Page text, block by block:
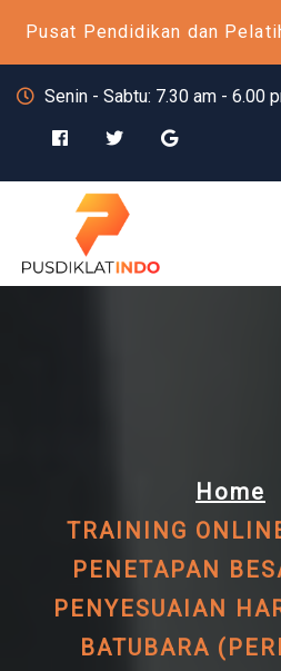
Pusat Pendidikan dan
Senin - Sabtu: 7.30 am - 6.00
Home
TRAINING
PENETAPAN
PENYESUAIAN
BATUBARA